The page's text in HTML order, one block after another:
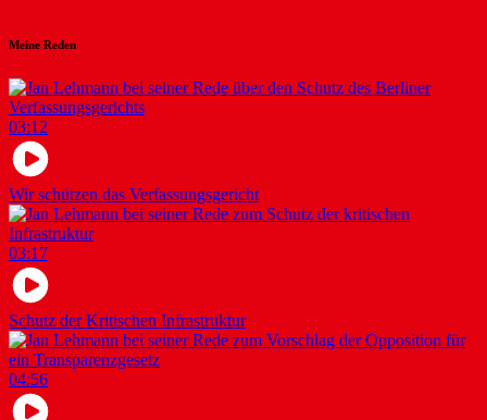
Meine Reden
03:12
Wir schützen das Verfassungsgericht
03:17
Schutz der Kritischen Infrastruktur
04:56